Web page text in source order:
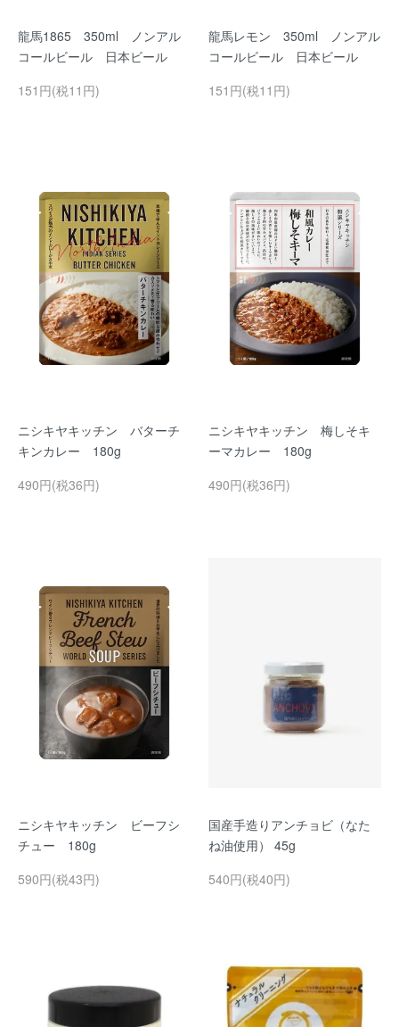
龍馬1865 350ml ノンアル
コールビール 日本ビール
151円(税11円)
龍馬レモン 350ml ノンアル
コールビール 日本ビール
151円(税11円)
ニシキヤキッチン バターチ
キンカレー 180g
490円(税36円)
ニシキヤキッチン 梅しそキ
ーマカレー 180g
490円(税36円)
ニシキヤキッチン ビーフシ
チュー 180g
590円(税43円)
国産手造りアンチョビ（なた
ね油使用） 45g
540円(税40円)